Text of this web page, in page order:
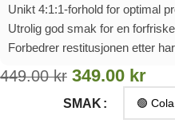
Unikt 4:1:1-forhold for optimal
Utrolig god smak for en
Forbedrer restitusjonen etter
449.00kr 349.00 kr
SMAK